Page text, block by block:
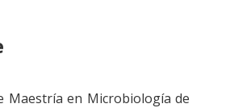
Maestría en Microbiología de